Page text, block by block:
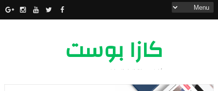
كازا بوست
أخبار مدينة الدار البيضاء